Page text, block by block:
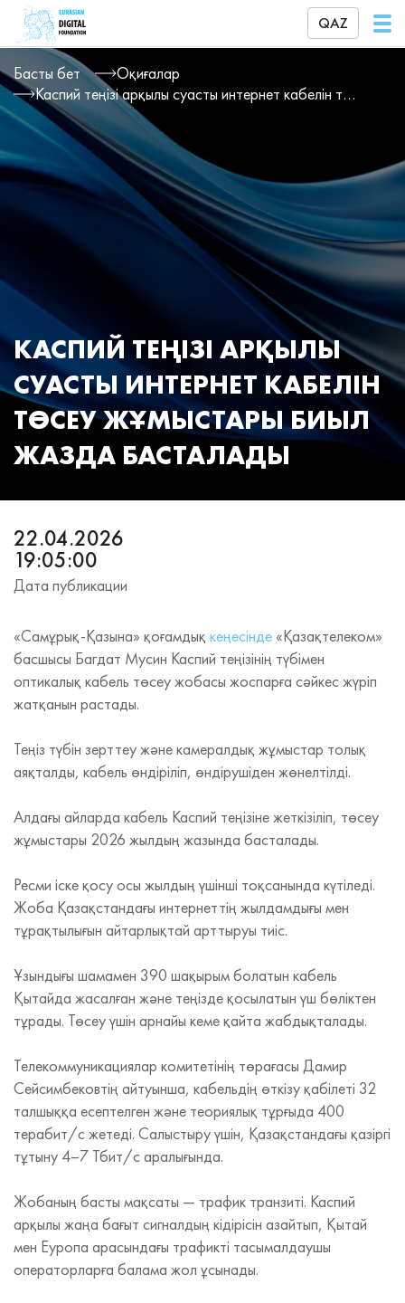
QAZ
Басты бет
Оқиғалар
Каспий теңізі арқылы суасты интернет кабелін төсеу жұмыстары биыл жазда басталады
КАСПИЙ ТЕҢІЗІ АРҚЫЛЫ
СУАСТЫ ИНТЕРНЕТ КАБЕЛІН
ТӨСЕУ ЖҰМЫСТАРЫ БИЫЛ
ЖАЗДА БАСТАЛАДЫ
22.04.2026
19:05:00
Дата публикации
«Самұрық‑Қазына» қоғамдық кеңесінде «Қазақтелеком»
басшысы Багдат Мусин Каспий теңізінің түбімен
оптикалық кабель төсеу жобасы жоспарға сәйкес жүріп
жатқанын растады.
Теңіз түбін зерттеу және камералдық жұмыстар толық
аяқталды, кабель өндіріліп, өндірушіден жөнелтілді.
Алдағы айларда кабель Каспий теңізіне жеткізіліп, төсеу
жұмыстары 2026 жылдың жазында басталады.
Ресми іске қосу осы жылдың үшінші тоқсанында күтіледі.
Жоба Қазақстандағы интернеттің жылдамдығы мен
тұрақтылығын айтарлықтай арттыруы тиіс.
Ұзындығы шамамен 390 шақырым болатын кабель
Қытайда жасалған және теңізде қосылатын үш бөліктен
тұрады. Төсеу үшін арнайы кеме қайта жабдықталады.
Телекоммуникациялар комитетінің төрағасы Дамир
Сейсимбековтің айтуынша, кабельдің өткізу қабілеті 32
талшыққа есептелген және теориялық тұрғыда 400
терабит/с жетеді. Салыстыру үшін, Қазақстандағы қазіргі
тұтыну 4–7 Тбит/с аралығында.
Жобаның басты мақсаты — трафик транзиті. Каспий
арқылы жаңа бағыт сигналдың кідірісін азайтып, Қытай
мен Еуропа арасындағы трафикті тасымалдаушы
операторларға балама жол ұсынады.